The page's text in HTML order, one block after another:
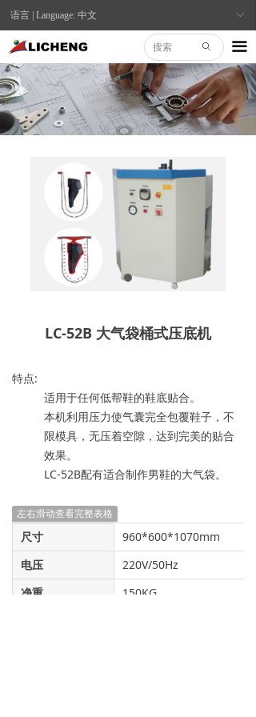
끀
ꀅ
语言 | Language: 中文
ꄙ
特点:
适用于任何低帮鞋的鞋底贴合。
本机利用压力使气囊完全包覆鞋子，不
限模具，无压着空隙，达到完美的贴合
效果。
LC-52B配有适合制作男鞋的大气袋。
左右滑动查看完整表格
尺寸
960*600*1070mm
电压
220V/50Hz
净重
150KG
LC-52B 大气袋桶式压底机